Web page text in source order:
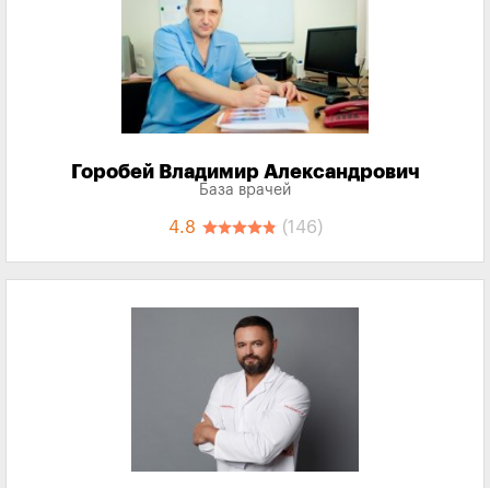
Горобей Владимир Александрович
База врачей
4.8 (146)